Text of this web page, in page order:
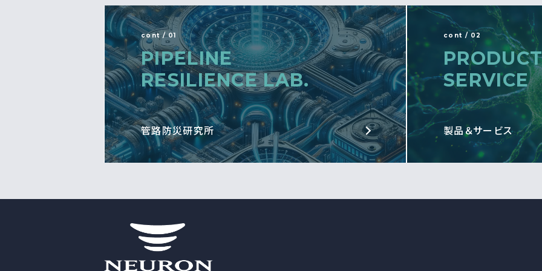
cont / 01
PIPELINE
RESILIENCE LAB.
管路防災研究所
cont / 02
SERVICE
製品＆サービス